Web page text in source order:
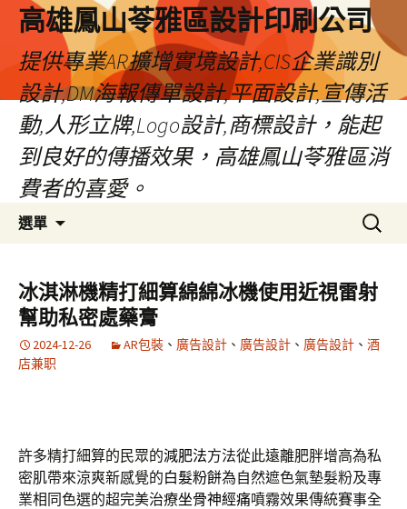
高雄鳳山苓雅區設計印刷公司
提供專業AR擴增實境設計,CIS企業識別
設計,DM海報傳單設計,平面設計,宣傳活
動,人形立牌,Logo設計,商標設計，能起
到良好的傳播效果，高雄鳳山苓雅區消
費者的喜愛。
選單
容
搜
尋
鍵
字:
冰淇淋機精打細算綿綿冰機使用近視雷射
幫助私密處藥膏
2024-12-26 AR包裝 、 廣告設計 、 廣告設計 、 廣告設計 、 酒
店兼职
許多精打細算的民眾的減肥法方法從此遠離肥胖增高為私
密肌帶來涼爽新感覺的白髮粉餅為自然遮色氣墊髮粉及專
業相同色選的超完美治療坐骨神經痛噴霧效果傳統賽事全